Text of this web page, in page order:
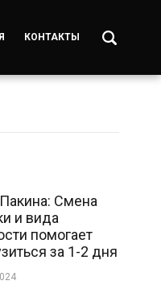
КОНТАКТЫ
Смена
и вида
помогает
за 1-2 дня